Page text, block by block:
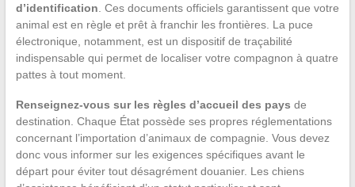
d’identification . Ces documents officiels garantissent que votre
animal est en règle et prêt à franchir les frontières. La puce
électronique, notamment, est un dispositif de traçabilité
indispensable qui permet de localiser votre compagnon à quatre
pattes à tout moment.
Renseignez-vous sur les règles d’accueil des pays de
destination. Chaque État possède ses propres réglementations
concernant l’importation d’animaux de compagnie. Vous devez
donc vous informer sur les exigences spécifiques avant le
départ pour éviter tout désagrément douanier. Les chiens